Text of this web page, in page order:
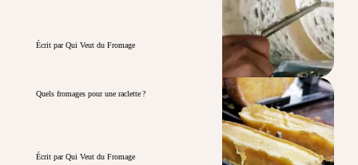
Écrit par Qui Veut du Fromage
Quels fromages pour une raclette ?
Écrit par Qui Veut du Fromage